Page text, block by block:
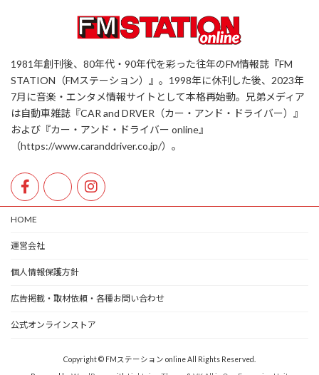
1981年創刊後、80年代・90年代を彩った往年のFM情報誌『FM
STATION（FMステーション）』。1998年に休刊した後、2023年
7月に音楽・エンタメ情報サイトとして本格再始動。兄弟メディア
は自動車雑誌『CAR and DRVER（カー・アンド・ドライバー）』
および『カー・アンド・ドライバー online』
（https://www.caranddriver.co.jp/）。
HOME
運営会社
個人情報保護方針
広告掲載・取材依頼・各種お問い合わせ
公式オンラインストア
Copyright © FMステーション online All Rights Reserved.